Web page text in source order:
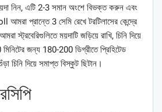
নিন, এটি 2-3 সমান অংশে বিভক্ত করুন এবং
প্রান্তে 3 সেমি রেখে টরটিলাসের কেন্দ্রে
স্ট্রবেরিগুলিতে ময়দাটি জড়িয়ে রাখি, চিনি দিয়ে
জন্য 180-200 ডিগ্রীতে প্রিহিটেড
চিনি দিয়ে সমাপ্ত বিস্কুট ছিটান।